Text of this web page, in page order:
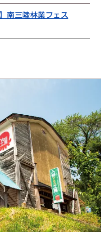
三陸林業フェス